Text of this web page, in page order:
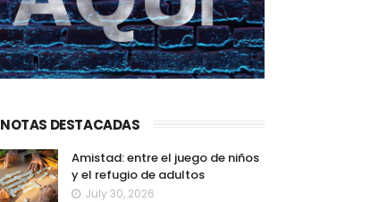
NOTAS DESTACADAS
Amistad: entre el juego de niños
y el refugio de adultos
July 30, 2026